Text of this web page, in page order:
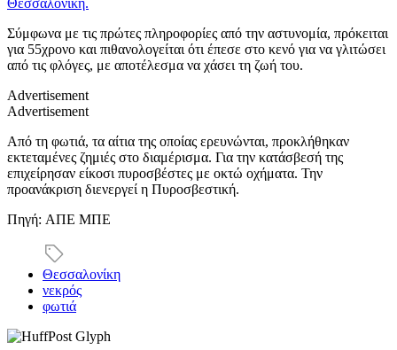
Σύμφωνα με τις πρώτες πληροφορίες από την αστυνομία, πρόκειται
για 55χρονο και πιθανολογείται ότι έπεσε στο κενό για να γλιτώσει
από τις φλόγες, με αποτέλεσμα να χάσει τη ζωή του.
Advertisement
Advertisement
Από τη φωτιά, τα αίτια της οποίας ερευνώνται, προκλήθηκαν
εκτεταμένες ζημιές στο διαμέρισμα. Για την κατάσβεσή της
επιχείρησαν είκοσι πυροσβέστες με οκτώ οχήματα. Την
προανάκριση διενεργεί η Πυροσβεστική.
Πηγή: AΠΕ ΜΠΕ
Θεσσαλονίκη
νεκρός
φωτιά